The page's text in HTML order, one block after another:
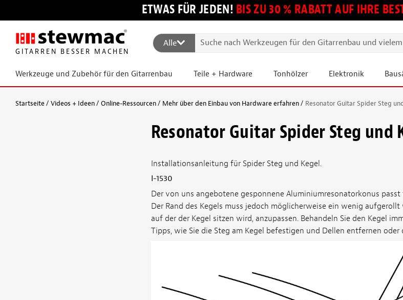
ETWAS FÜR JEDEN! BIS ZU 30 % RABATT AUF IHRE
GITARREN BESSER MACHEN
Alle
Werkzeuge und Zubehör für den Gitarrenbau Teile + Hardware Tonhölzer Elektronik
Startseite Videos + Ideen Online-Ressourcen Mehr über den Einbau von Hardware erfahren Resonator Guitar Spider Steg
Resonator Guitar Spider Steg und
Installationsanleitung für Spider Steg und Kegel.
I-1530
Der von uns angebotene gesponnene Aluminiumresonatorkonus
Der Rand des Kegels muss jedoch möglicherweise ein wenig
auf der der Kegel sitzen wird, anzupassen. Behandeln Sie den Kegel
Tipps, wie Sie die Steg am Kegel befestigen und Dellen entfernen